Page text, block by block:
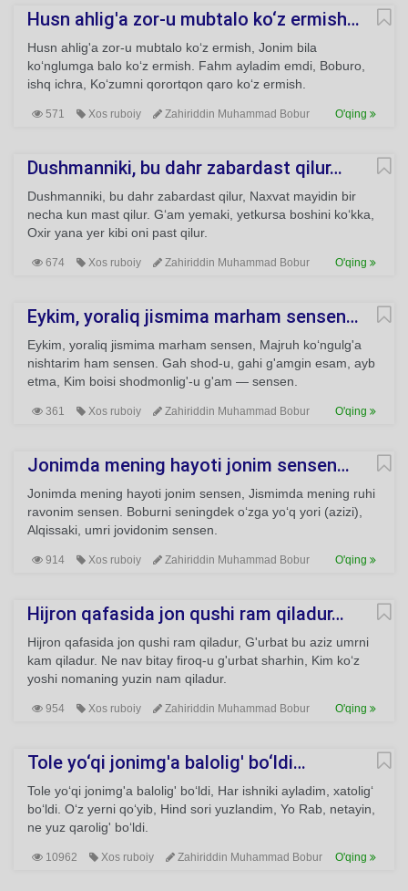
Husn ahlig'a zor-u mubtalo ko‘z ermish…
Husn ahlig'a zor-u mubtalo ko‘z ermish, Jonim bila
ko‘nglumga balo ko‘z ermish. Fahm ayladim emdi, Boburo,
ishq ichra, Ko‘zumni qorortqon qaro ko‘z ermish.
571 Xos ruboiy Zahiriddin Muhammad Bobur O'qing
Dushmanniki, bu dahr zabardast qilur…
Dushmanniki, bu dahr zabardast qilur, Naxvat mayidin bir
necha kun mast qilur. G‘am yemaki, yetkursa boshini ko‘kka,
Oxir yana yer kibi oni past qilur.
674 Xos ruboiy Zahiriddin Muhammad Bobur O'qing
Eykim, yoraliq jismima marham sensen…
Eykim, yoraliq jismima marham sensen, Majruh ko‘ngulg'a
nishtarim ham sensen. Gah shod-u, gahi g'amgin esam, ayb
etma, Kim boisi shodmonlig'-u g'am — sensen.
361 Xos ruboiy Zahiriddin Muhammad Bobur O'qing
Jonimda mening hayoti jonim sensen…
Jonimda mening hayoti jonim sensen, Jismimda mening ruhi
ravonim sensen. Boburni seningdek o‘zga yo‘q yori (azizi),
Alqissaki, umri jovidonim sensen.
914 Xos ruboiy Zahiriddin Muhammad Bobur O'qing
Hijron qafasida jon qushi ram qiladur…
Hijron qafasida jon qushi ram qiladur, G'urbat bu aziz umrni
kam qiladur. Ne nav bitay firoq-u g'urbat sharhin, Kim ko‘z
yoshi nomaning yuzin nam qiladur.
954 Xos ruboiy Zahiriddin Muhammad Bobur O'qing
Tole yo‘qi jonimg'a balolig' bo‘ldi…
Tole yo‘qi jonimg'a balolig' bo‘ldi, Har ishniki ayladim, xatolig‘
bo‘ldi. O‘z yerni qo‘yib, Hind sori yuzlandim, Yo Rab, netayin,
ne yuz qarolig' bo‘ldi.
10962 Xos ruboiy Zahiriddin Muhammad Bobur O'qing